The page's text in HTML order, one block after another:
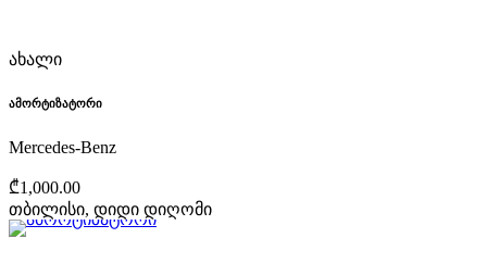
ახალი
ამორტიზატორი
Mercedes-Benz
₾1,000.00
თბილისი, დიდი დიღომი